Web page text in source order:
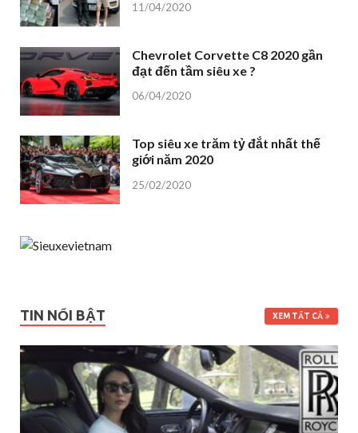
11/04/2020
Chevrolet Corvette C8 2020 gần
đạt đến tầm siêu xe ?
06/04/2020
Top siêu xe trăm tỷ đắt nhất thế
giới năm 2020
25/02/2020
TIN NỔI BẬT XEM TẤT CẢ